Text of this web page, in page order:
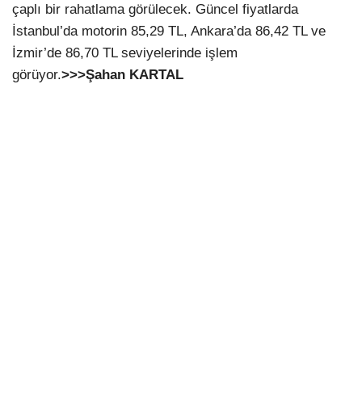
çaplı bir rahatlama görülecek. Güncel fiyatlarda
İstanbul’da motorin 85,29 TL, Ankara’da 86,42 TL ve
İzmir’de 86,70 TL seviyelerinde işlem
görüyor.>>>Şahan KARTAL